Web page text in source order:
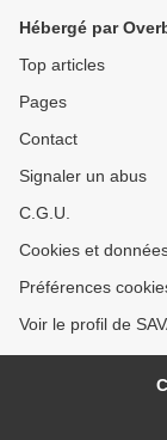
Hébergé par
Top articles
Pages
Contact
Signaler un abus
C.G.U.
Cookies et
Préférences
Voir le profil de